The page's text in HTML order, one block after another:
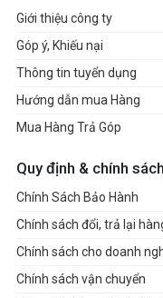
Fan - LED Lighting
Giới thiệu công ty
Góp ý, Khiếu nại
Thông tin tuyển dụng
Hướng dẫn mua Hàng
Mua Hàng Trả Góp
Quy định & chính sách
Chính Sách Bảo Hành
Chính sách đổi, trả lại
Chính sách cho doanh
Chính sách vận chuyển